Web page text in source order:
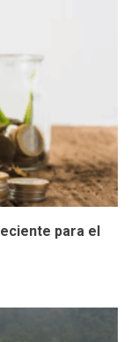
para el